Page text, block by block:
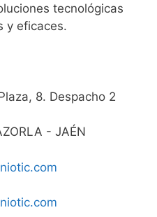
tecnológicas
y eficaces.
8. Despacho 2
- JAÉN